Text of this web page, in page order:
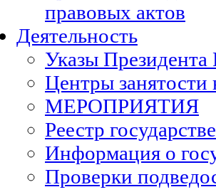
правовых актов
Деятельность
Указы
Центры занятости
МЕРОПРИЯТИЯ
Реестр
Информация о
Проверки